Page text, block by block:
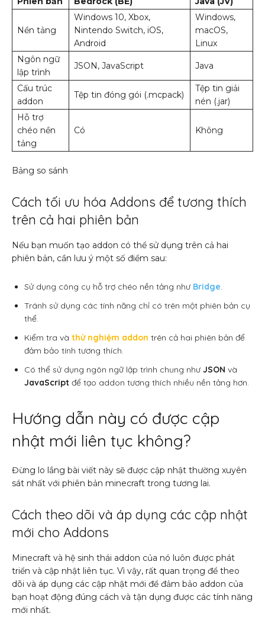
Nền tảng
Windows 10, Xbox,
Nintendo Switch, iOS,
Android
Windows,
macOS,
Linux
Ngôn ngữ
lập trình
JSON, JavaScript Java
Cấu trúc
addon
Tệp tin đóng gói (.mcpack)
Tệp tin giải
nén (.jar)
Hỗ trợ
chéo nền
tảng
Có Không
Bảng so sánh
Cách tối ưu hóa Addons để tương thích
trên cả hai phiên bản
Nếu bạn muốn tạo addon có thể sử dụng trên cả hai
phiên bản, cần lưu ý một số điểm sau:
Sử dụng công cụ hỗ trợ chéo nền tảng như Bridge.
Tránh sử dụng các tính năng chỉ có trên một phiên bản cụ
thể.
Kiểm tra và thử nghiệm addon trên cả hai phiên bản để
đảm bảo tính tương thích.
Có thể sử dụng ngôn ngữ lập trình chung nhưJSON và
JavaScript để tạo addon tương thích nhiều nền tảng hơn.
Hướng dẫn này có được cập
nhật mới liên tục không?
Đừng lo lắng bài viết này sẽ được cập nhật thường xuyên
sát nhất với phiên bản minecraft trong tương lai.
Cách theo dõi và áp dụng các cập nhật
mới cho Addons
Minecraft và hệ sinh thái addon của nó luôn được phát
triển và cập nhật liên tục. Vì vậy, rất quan trọng để theo
dõi và áp dụng các cập nhật mới để đảm bảo addon của
bạn hoạt động đúng cách và tận dụng được các tính năng
mới nhất.